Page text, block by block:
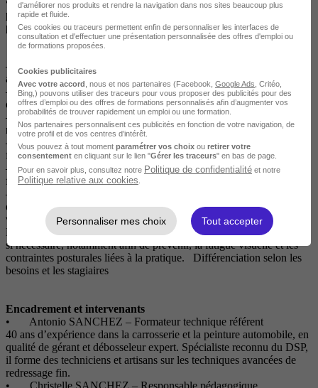
processus d’intervention et compréhension du contexte
professionnel.
Moyens et méthodes pédagogiques et techniques
– Alternance d’apports théoriques et de mises en pratique en
atelier.
– Utilisation de supports visuels (PowerPoint, vidéos techniques,
démonstrations en direct).
– Exercices progressifs sur capots et éléments de carrosserie
réels.
– Encadrement par un formateur expert et une assistante
formatrice.
– Évaluations formatives quotidiennes et échanges collectifs en
fin de journée.
– Salle de formation équipée de postes de travail individuels et
d’un outillage professionnel complet : lampes de contrôle, leviers,
ventouses, outils d’induction, micro marteaux, etc.
Des pauses pédagogiques complémentaires peuvent être aménagées
si nécessaire, notamment afin de prévenir, la fatigue visuelle et les
contraintes posturales liées à la pratique. Différenciation selon les
besoins et les stagiaires
Encadrement et intervenants
• Antonio SANCHEZ – Formateur technique référent
40 ans d’expérience dans la carrosserie et la peinture automobile, en
qualité de gérant et débosseleur expert. Spécialiste reconnu du DSP,
il forme des techniciens et artisans sur les techniques avancées de
redressage fin.
• Christelle SANCHEZ – Responsable pédagogique
d'améliorer nos produits et rendre la navigation dans nos sites beaucoup plus
rapide et fluide.
Ces cookies ou traceurs permettent enfin de personnaliser les interfaces de
consultation et d'effectuer une présentation personnalisée des offres d'emploi ou
de formations proposées.
Cookies publicitaires
Avec votre accord , nous et nos partenaires (Facebook, Google Ads , Critéo,
Bing,) pouvons utiliser des traceurs pour vous proposer des publicités pour des
offres d’emploi ou des offres de formations personnalisés afin d’augmenter vos
probabilités de trouver rapidement un emploi ou une formation.
Nos partenaires personnalisent ces publicités en fonction de votre navigation, de
votre profil et de vos centres d’intérêt.
Vous pouvez à tout moment paramétrer vos choix ou retirer votre
consentement en cliquant sur le lien "Gérer les traceurs" en bas de page.
Pour en savoir plus, consultez notre Politique de confidentialité et notre
Politique relative aux cookies
Personnaliser mes choix Tout accepter